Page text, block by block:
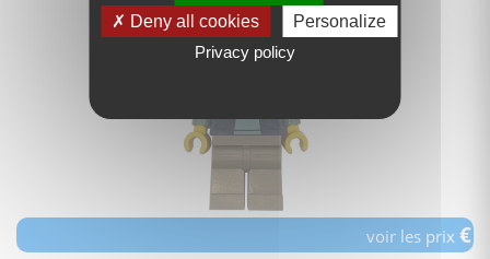
voir les prix€
Deny all cookies
Personalize
Privacy policy